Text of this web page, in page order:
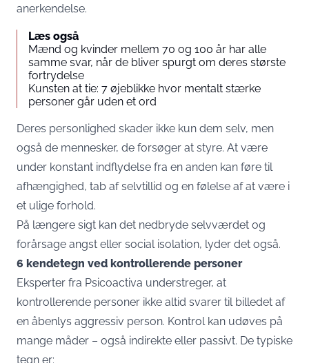
anerkendelse.
Læs også
Mænd og kvinder mellem 70 og 100 år har alle
samme svar, når de bliver spurgt om deres største
fortrydelse
Kunsten at tie: 7 øjeblikke hvor mentalt stærke
personer går uden et ord
Deres personlighed skader ikke kun dem selv, men
også de mennesker, de forsøger at styre. At være
under konstant indflydelse fra en anden kan føre til
afhængighed, tab af selvtillid og en følelse af at være i
et ulige forhold.
På længere sigt kan det nedbryde selvværdet og
forårsage angst eller social isolation, lyder det også.
6 kendetegn ved kontrollerende personer
Eksperter fra Psicoactiva understreger, at
kontrollerende personer ikke altid svarer til billedet af
en åbenlys aggressiv person. Kontrol kan udøves på
mange måder – også indirekte eller passivt. De typiske
tegn er: